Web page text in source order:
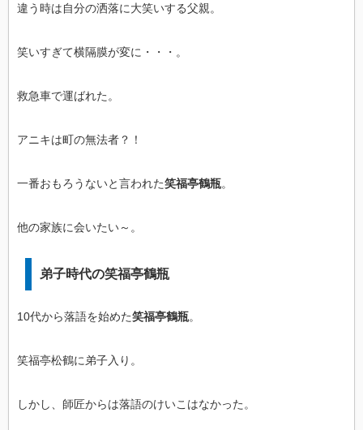
違う時は自分の洒落に大笑いする父親。
笑いすぎて横隔膜が変に・・・。
救急車で運ばれた。
アニキは町の無法者？！
一番おもろうないと言われた笑福亭鶴瓶。
他の家族に会いたい～。
弟子時代の笑福亭鶴瓶
10代から落語を始めた笑福亭鶴瓶。
笑福亭松鶴に弟子入り。
しかし、師匠からは落語のけいこはなかった。